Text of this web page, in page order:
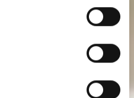
på første